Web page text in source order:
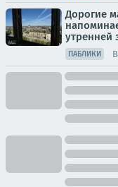
Дорогие
утренней
ПАБЛИКИ